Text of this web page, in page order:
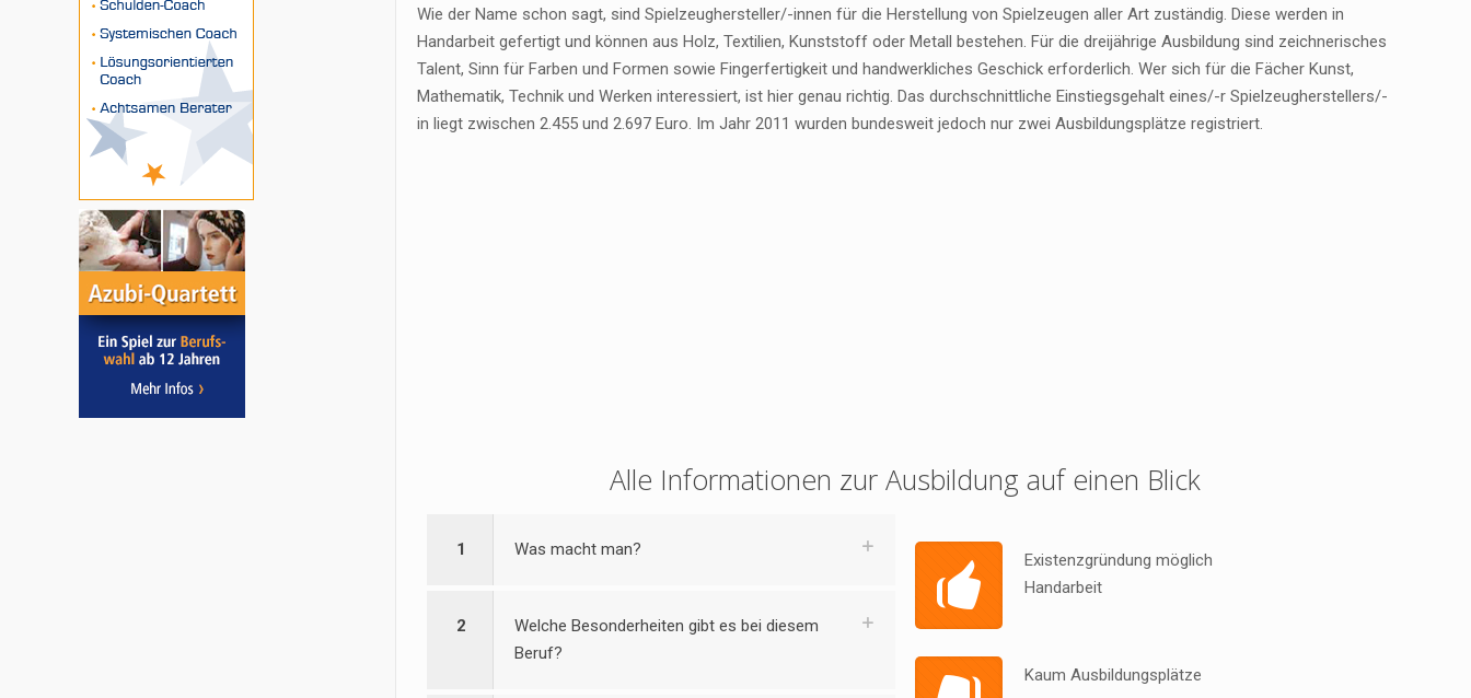
Wie der Name schon sagt, sind Spielzeughersteller/-innen für die Herstellung von Spielzeugen aller Art zuständig. Diese werden in
Handarbeit gefertigt und können aus Holz, Textilien, Kunststoff oder Metall bestehen. Für die dreijährige Ausbildung sind zeichnerisches
Talent, Sinn für Farben und Formen sowie Fingerfertigkeit und handwerkliches Geschick erforderlich. Wer sich für die Fächer Kunst,
Mathematik, Technik und Werken interessiert, ist hier genau richtig. Das durchschnittliche Einstiegsgehalt eines/-r Spielzeugherstellers/-
in liegt zwischen 2.455 und 2.697 Euro. Im Jahr 2011 wurden bundesweit jedoch nur zwei Ausbildungsplätze registriert.
Alle Informationen zur Ausbildung auf einen Blick
1 Was macht man?
2
Welche Besonderheiten gibt es bei diesem
Beruf?
Existenzgründung möglich
Handarbeit
Kaum Ausbildungsplätze